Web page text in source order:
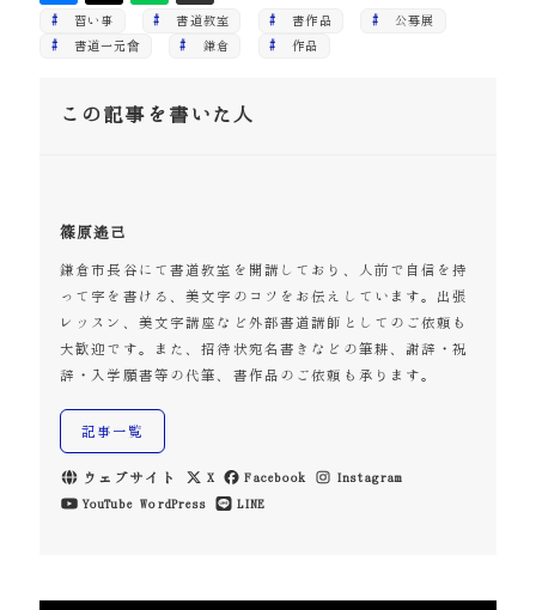
習い事 書道教室 書作品 公募展
書道一元會 鎌倉 作品
この記事を書いた人
篠原遙己
鎌倉市長谷にて書道教室を開講しており、人前で自信を持
って字を書ける、美文字のコツをお伝えしています。出張
レッスン、美文字講座など外部書道講師としてのご依頼も
大歓迎です。また、招待状宛名書きなどの筆耕、謝辞・祝
辞・入学願書等の代筆、書作品のご依頼も承ります。
記事一覧
ウェブサイト X Facebook
Instagram
YouTube WordPress LINE